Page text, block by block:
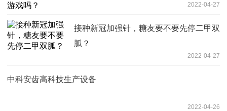
2022-04-27
接种新冠加强针，糖友要不要先停二甲双
胍？
2022-04-27
中科安齿高科技生产设备
2022-04-26